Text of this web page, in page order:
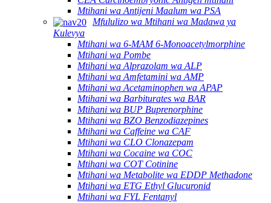
Mtihani wa Antijeni Maalum wa PSA
Mfululizo wa Mtihani wa Madawa ya
Kulevya
Mtihani wa 6-MAM 6-Monoacetylmorphine
Mtihani wa Pombe
Mtihani wa Alprazolam wa ALP
Mtihani wa Amfetamini wa AMP
Mtihani wa Acetaminophen wa APAP
Mtihani wa Barbiturates wa BAR
Mtihani wa BUP Buprenorphine
Mtihani wa BZO Benzodiazepines
Mtihani wa Caffeine wa CAF
Mtihani wa CLO Clonazepam
Mtihani wa Cocaine wa COC
Mtihani wa COT Cotinine
Mtihani wa Metabolite wa EDDP Methadone
Mtihani wa ETG Ethyl Glucuronid
Mtihani wa FYL Fentanyl